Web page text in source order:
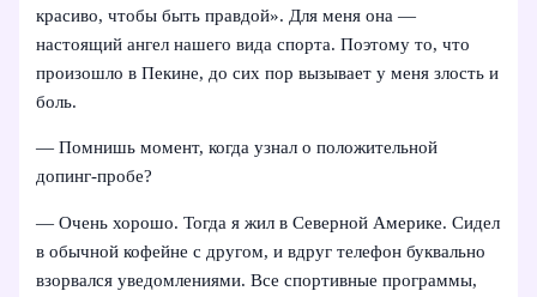
красиво, чтобы быть правдой». Для меня она —
настоящий ангел нашего вида спорта. Поэтому то, что
произошло в Пекине, до сих пор вызывает у меня злость и
боль.
— Помнишь момент, когда узнал о положительной
допинг-пробе?
— Очень хорошо. Тогда я жил в Северной Америке. Сидел
в обычной кофейне с другом, и вдруг телефон буквально
взорвался уведомлениями. Все спортивные программы,